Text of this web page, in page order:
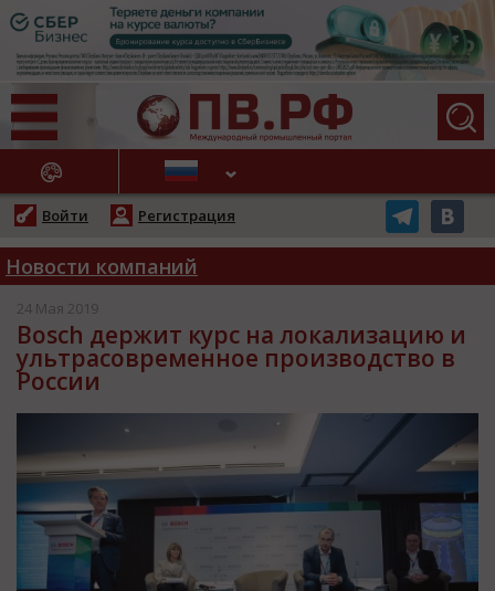
НОВОСТИ
Войти Регистрация
Новости компаний
24 Мая 2019
Bosch держит курс на локализацию и
ультрасовременное производство в
России